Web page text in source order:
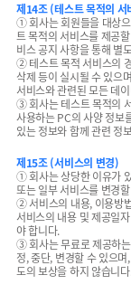
제14조 (테스트 목적의 서
① 회사는 회원들을 대상
트 목적의 서비스를 제공
비스 공지 사항을 통해 별
② 테스트 목적 서비스의
삭제 등이 실시될 수 있으
서비스와 관련된 모든 데
③ 회사는 테스트 목적의
사용하는 PC의 사양 정보
있는 정보와 함께 관련 정
제15조 (서비스의 변경)
① 회사는 상당한 이유가
또는 일부 서비스를 변경
② 서비스의 내용, 이용방
서비스의 내용 및 제공일
야 합니다.
③ 회사는 무료로 제공하
정, 중단, 변경할 수 있으
도의 보상을 하지 않습니